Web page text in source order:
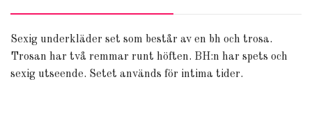
Sexig underkläder set som består av en bh och trosa.
Trosan har två remmar runt höften. BH:n har spets och
sexig utseende. Setet används för intima tider.